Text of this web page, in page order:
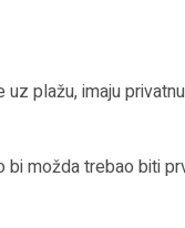
plažu, imaju privatnu
bi možda trebao biti